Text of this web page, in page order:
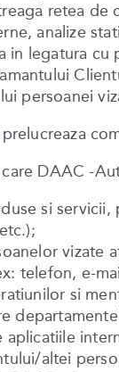
retea de
analize
in legatura cu
persoanei
DAAC -
si
vizate
telefon, e-
si
aplicatiile
altei